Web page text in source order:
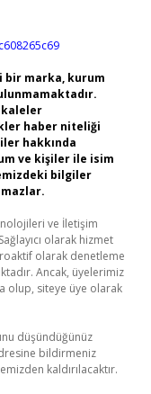
bir marka, kurum
haber niteliği
hakkında
ve kişiler ile isim
bilgiler
ve İletişim
olarak hizmet
olarak denetleme
Ancak, üyelerimiz
olup, siteye üye olarak
düşündüğünüz
bildirmeniz
kaldırılacaktır.